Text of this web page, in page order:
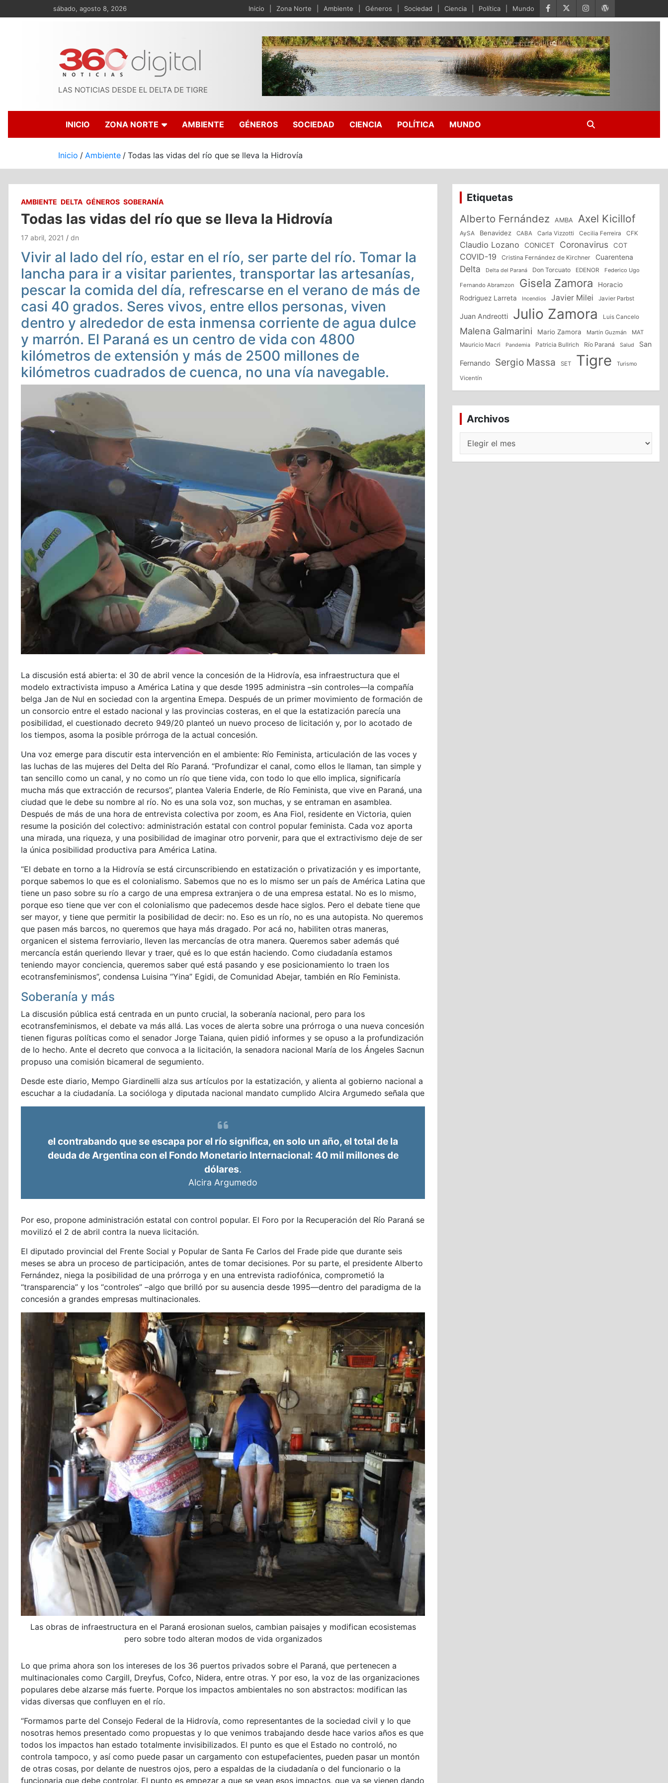
al
sábado, agosto 8, 2026 Inicio Zona Norte Ambiente Géneros Sociedad Ciencia Política Mundo
LAS NOTICIAS DESDE EL DELTA DE TIGRE
INICIO ZONA NORTE AMBIENTE GÉNEROS SOCIEDAD CIENCIA POLÍTICA MUNDO
Inicio Ambiente Todas las vidas del río que se lleva la Hidrovía
AMBIENTE DELTA GÉNEROS SOBERANÍA
Todas las vidas del río que se lleva la Hidrovía
17 abril, 2021 dn
Vivir al lado del río, estar en el río, ser parte del río. Tomar la
lancha para ir a visitar parientes, transportar las artesanías,
pescar la comida del día, refrescarse en el verano de más de
casi 40 grados. Seres vivos, entre ellos personas, viven
dentro y alrededor de esta inmensa corriente de agua dulce
y marrón. El Paraná es un centro de vida con 4800
kilómetros de extensión y más de 2500 millones de
kilómetros cuadrados de cuenca, no una vía navegable.
La discusión está abierta: el 30 de abril vence la concesión de la Hidrovía, esa infraestructura que el
modelo extractivista impuso a América Latina y que desde 1995 administra –sin controles—la compañía
belga Jan de Nul en sociedad con la argentina Emepa. Después de un primer movimiento de formación de
un consorcio entre el estado nacional y las provincias costeras, en el que la estatización parecía una
posibilidad, el cuestionado decreto 949/20 planteó un nuevo proceso de licitación y, por lo acotado de
los tiempos, asoma la posible prórroga de la actual concesión.
Una voz emerge para discutir esta intervención en el ambiente: Río Feminista, articulación de las voces y
las luchas de las mujeres del Delta del Río Paraná. “Profundizar el canal, como ellos le llaman, tan simple y
tan sencillo como un canal, y no como un río que tiene vida, con todo lo que ello implica, significaría
mucha más que extracción de recursos”, plantea Valeria Enderle, de Río Feminista, que vive en Paraná, una
ciudad que le debe su nombre al río. No es una sola voz, son muchas, y se entraman en asamblea.
Después de más de una hora de entrevista colectiva por zoom, es Ana Fiol, residente en Victoria, quien
resume la posición del colectivo: administración estatal con control popular feminista. Cada voz aporta
una mirada, una riqueza, y una posibilidad de imaginar otro porvenir, para que el extractivismo deje de ser
la única posibilidad productiva para América Latina.
“El debate en torno a la Hidrovía se está circunscribiendo en estatización o privatización y es importante,
porque sabemos lo que es el colonialismo. Sabemos que no es lo mismo ser un país de América Latina que
tiene un paso sobre su río a cargo de una empresa extranjera o de una empresa estatal. No es lo mismo,
porque eso tiene que ver con el colonialismo que padecemos desde hace siglos. Pero el debate tiene que
ser mayor, y tiene que permitir la posibilidad de decir: no. Eso es un río, no es una autopista. No queremos
que pasen más barcos, no queremos que haya más dragado. Por acá no, habiliten otras maneras,
organicen el sistema ferroviario, lleven las mercancías de otra manera. Queremos saber además qué
mercancía están queriendo llevar y traer, qué es lo que están haciendo. Como ciudadanía estamos
teniendo mayor conciencia, queremos saber qué está pasando y ese posicionamiento lo traen los
ecotransfeminismos”, condensa Luisina “Yina” Egidi, de Comunidad Abejar, también en Río Feminista.
Soberanía y más
La discusión pública está centrada en un punto crucial, la soberanía nacional, pero para los
ecotransfeminismos, el debate va más allá. Las voces de alerta sobre una prórroga o una nueva concesión
tienen figuras políticas como el senador Jorge Taiana, quien pidió informes y se opuso a la profundización
de lo hecho. Ante el decreto que convoca a la licitación, la senadora nacional María de los Ángeles Sacnun
propuso una comisión bicameral de segumiento.
Desde este diario, Mempo Giardinelli alza sus artículos por la estatización, y alienta al gobierno nacional a
escuchar a la ciudadanía. La socióloga y diputada nacional mandato cumplido Alcira Argumedo señala que
el contrabando que se escapa por el río significa, en solo un año, el total de la
deuda de Argentina con el Fondo Monetario Internacional: 40 mil millones de
dólares.
Alcira Argumedo
Por eso, propone administración estatal con control popular. El Foro por la Recuperación del Río Paraná se
movilizó el 2 de abril contra la nueva licitación.
El diputado provincial del Frente Social y Popular de Santa Fe Carlos del Frade pide que durante seis
meses se abra un proceso de participación, antes de tomar decisiones. Por su parte, el presidente Alberto
Fernández, niega la posibilidad de una prórroga y en una entrevista radiofónica, comprometió la
“transparencia” y los “controles” –algo que brilló por su ausencia desde 1995—dentro del paradigma de la
concesión a grandes empresas multinacionales.
Las obras de infraestructura en el Paraná erosionan suelos, cambian paisajes y modifican ecosistemas
pero sobre todo alteran modos de vida organizados
Lo que prima ahora son los intereses de los 36 puertos privados sobre el Paraná, que pertenecen a
multinacionales como Cargill, Dreyfus, Cofco, Nidera, entre otras. Y por eso, la voz de las organizaciones
populares debe alzarse más fuerte. Porque los impactos ambientales no son abstractos: modifican las
vidas diversas que confluyen en el río.
“Formamos parte del Consejo Federal de la Hidrovía, como representantes de la sociedad civil y lo que
nosotras hemos presentado como propuestas y lo que venimos trabajando desde hace varios años es que
todos los impactos han estado totalmente invisibilizados. El punto es que el Estado no controló, no
controla tampoco, y así como puede pasar un cargamento con estupefacientes, pueden pasar un montón
de otras cosas, por delante de nuestros ojos, pero a espaldas de la ciudadanía o del funcionario o la
funcionaria que debe controlar. El punto es empezar a que se vean esos impactos, que ya se vienen dando
Etiquetas
Alberto Fernández AMBA Axel Kicillof
AySA Benavidez CABA Carla Vizzotti Cecilia Ferreira CFK
Claudio Lozano CONICET Coronavirus COT
COVID-19 Cristina Fernández de Kirchner Cuarentena
Delta Delta del Paraná Don Torcuato EDENOR Federico Ugo
Fernando Abramzon Gisela Zamora
Horacio
Rodriguez Larreta
Incendios Javier Milei Javier Parbst
Juan Andreotti Julio Zamora Luis Cancelo
Malena Galmarini Mario Zamora Martín Guzmán
MAT
Mauricio Macri
Pandemia Patricia Bullrich Río Paraná Salud San
Fernando Sergio Massa SET Tigre Turismo
Vicentín
Archivos
Archivos